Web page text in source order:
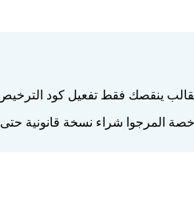
ينقصك فقط تفعيل كود
المرجوا شراء نسخة قانونية حتى